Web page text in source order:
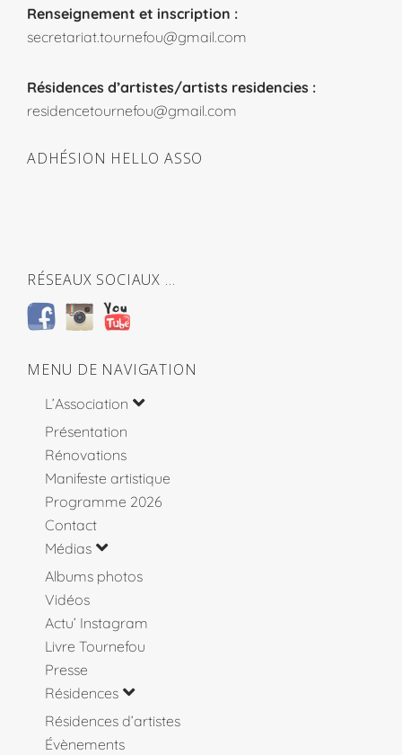
Renseignement et inscription :
secretariat.tournefou@gmail.com
Résidences d’artistes/artists residencies :
residencetournefou@gmail.com
ADHÉSION HELLO ASSO
RÉSEAUX SOCIAUX …
MENU DE NAVIGATION
L’Association
Présentation
Rénovations
Manifeste artistique
Programme 2026
Contact
Médias
Albums photos
Vidéos
Actu’ Instagram
Livre Tournefou
Presse
Résidences
Résidences d’artistes
Évènements